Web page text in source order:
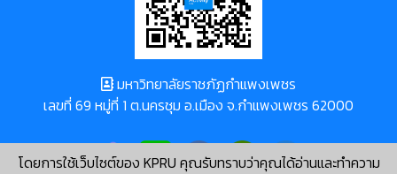
โดยการใช้เว็บไซต์ของ KPRU คุณรับทราบว่าคุณได้อ่านและทำความ
มหาวิทยาลัยราชภัฏกำแพงเพชร
เลขที่ 69 หมู่ที่ 1 ต.นครชุม อ.เมือง จ.กำแพงเพชร 62000